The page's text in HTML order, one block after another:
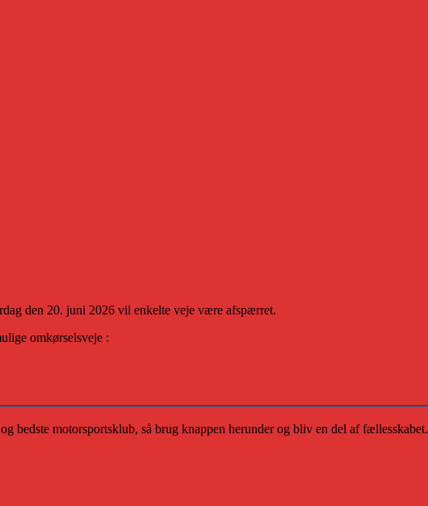
den 20. juni 2026 vil enkelte veje være afspærret.
omkørselsveje :
bedste motorsportsklub, så brug knappen herunder og bliv en del af fællesskabet.